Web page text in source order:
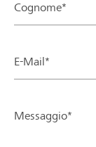
Cognome*
E-Mail*
Messaggio*